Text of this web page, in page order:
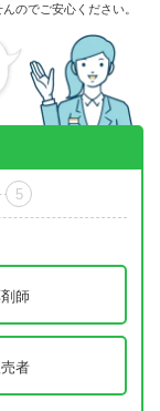
のでご安心ください。
5
師
者